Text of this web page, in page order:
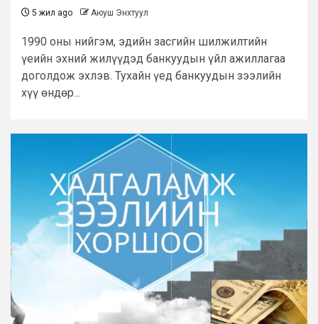
5 жил ago Аюуш Энхтуул
1990 оны нийгэм, эдийн засгийн шилжилтийн
үеийн эхний жилүүдэд банкуудын үйл ажиллагаа
доголдож эхлэв. Тухайн үед банкуудын зээлийн
хүү өндөр...